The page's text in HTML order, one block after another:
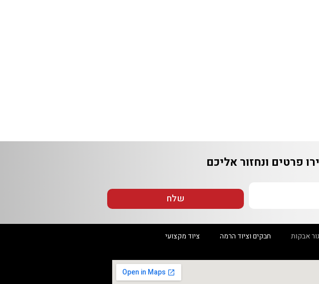
ונחזור אליכם
חבקים וציוד הרמה ציוד מקצועי